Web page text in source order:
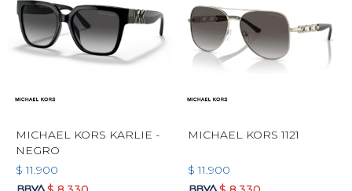
MICHAEL KORS KARLIE -
NEGRO
$ 11.900
MICHAEL KORS 1121
$ 11.900